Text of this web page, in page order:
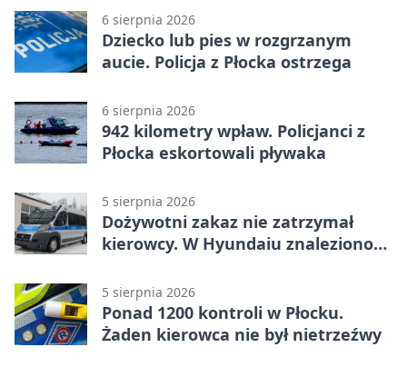
6 sierpnia 2026
Dziecko lub pies w rozgrzanym
aucie. Policja z Płocka ostrzega
6 sierpnia 2026
942 kilometry wpław. Policjanci z
Płocka eskortowali pływaka
5 sierpnia 2026
Dożywotni zakaz nie zatrzymał
kierowcy. W Hyundaiu znaleziono
5 sierpnia 2026
Ponad 1200 kontroli w Płocku.
Żaden kierowca nie był nietrzeźwy